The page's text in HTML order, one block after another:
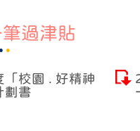
過津貼
校園 . 好精神
劃書